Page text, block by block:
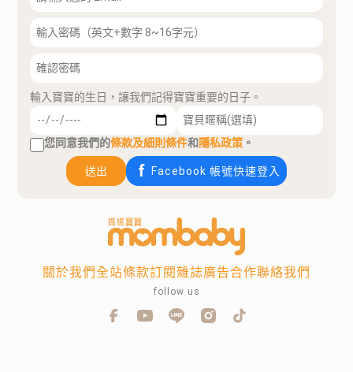
輸入寶寶的生日，讓我們記得寶寶重要的日子。
您同意我們的條款及細則條件和隱私政策 。
送出 Facebook 帳號快速登入
關於我們全站條款訂閱雜誌廣告合作聯絡我們
follow us